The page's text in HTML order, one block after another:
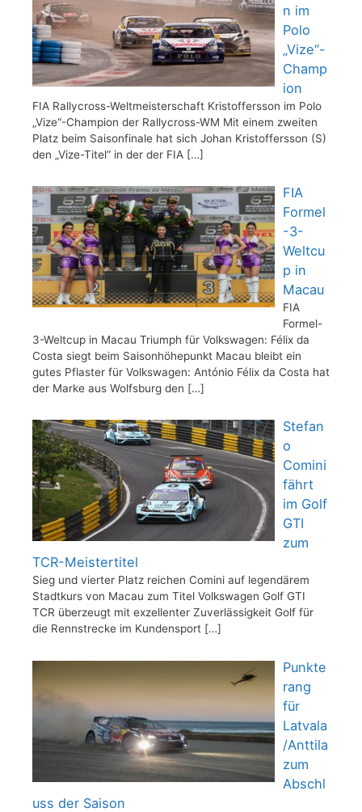
n im
Polo
„Vize“-
Champ
ion
FIA Rallycross-Weltmeisterschaft Kristoffersson im Polo
„Vize“-Champion der Rallycross-WM Mit einem zweiten
Platz beim Saisonfinale hat sich Johan Kristoffersson (S)
den „Vize-Titel“ in der der FIA […]
FIA
Formel
-3-
Weltcu
p in
Macau
FIA
Formel-
3-Weltcup in Macau Triumph für Volkswagen: Félix da
Costa siegt beim Saisonhöhepunkt Macau bleibt ein
gutes Pflaster für Volkswagen: António Félix da Costa hat
der Marke aus Wolfsburg den […]
Stefan
o
Comini
fährt
im Golf
GTI
zum
TCR-Meistertitel
Sieg und vierter Platz reichen Comini auf legendärem
Stadtkurs von Macau zum Titel Volkswagen Golf GTI
TCR überzeugt mit exzellenter Zuverlässigkeit Golf für
die Rennstrecke im Kundensport […]
Punkte
rang
für
Latvala
/Anttila
zum
Abschl
uss der Saison